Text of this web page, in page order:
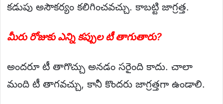
కడుపు అసౌకర్యం కలిగించవచ్చు. కాబట్టి జాగ్రత్త.
మీరు రోజుకు ఎన్ని కప్పుల టీ తాగుతారు?
అందరూ టీ తాగొచ్చు అనడం సరైంది కాదు. చాలా
మంది టీ తాగవచ్చు, కానీ కొందరు జాగ్రత్తగా ఉండాలి.